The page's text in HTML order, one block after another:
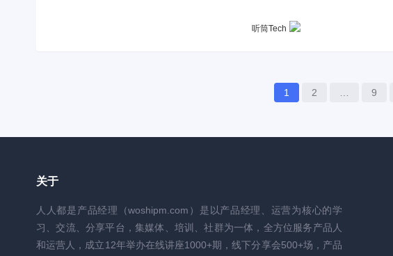
听筒Tech
1 2 9
关于
人人都是产品经理（woshipm.com）是以产品经理、运营为核心的学
习、交流、分享平台，集媒体、培训、社群为一体，全方位服务产品人
和运营人，成立12年举办在线讲座1000+期，线下分享会500+场，产品